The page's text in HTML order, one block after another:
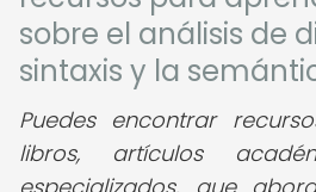
sobre el análisis de
sintaxis y la
Puedes encontrar
libros, artículos